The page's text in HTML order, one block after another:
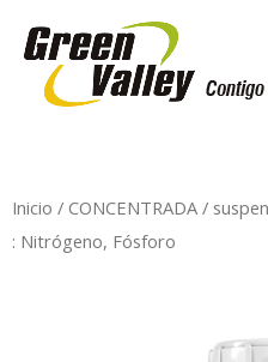
Inicio / CONCENTRADA /
: Nitrógeno, Fósforo